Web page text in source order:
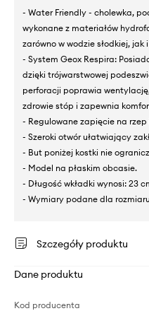
- Water Friendly - cholewka,
wykonane z materiałów
zarówno w wodzie słodkiej, jak i
- System Geox Respira:
dzięki trójwarstwowej
perforacji poprawia
zdrowie stóp i zapewnia
- Regulowane zapięcie na rzep
- Szeroki otwór ułatwiający
- But poniżej kostki nie
- Model na płaskim obcasie.
- Długość wkładki wynosi: 23
- Wymiary podane dla
Szczegóły produktu
Dane produktu
Kod producenta